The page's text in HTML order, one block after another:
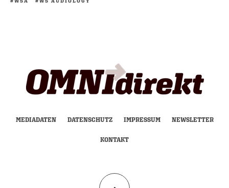
MEDIADATEN DATENSCHUTZ IMPRESSUM NEWSLETTER
KONTAKT